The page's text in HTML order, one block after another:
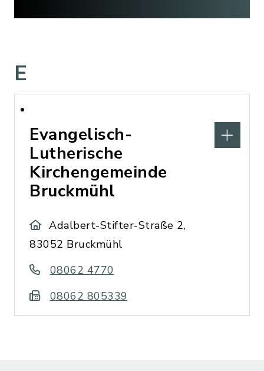
E
Evangelisch-
Lutherische
Kirchengemeinde
Bruckmühl
Adalbert-Stifter-Straße 2,
83052 Bruckmühl
08062 4770
08062 805339